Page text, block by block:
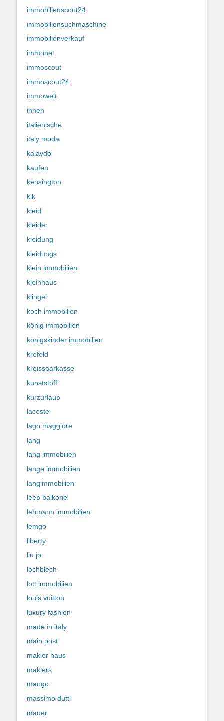
immobilienscout24
immobiliensuchmaschine
immobilienverkauf
immonet
immoscout
immoscout24
immowelt
innen
italienische
italy moda
kalaydo
kaufen
kensington
kik
kleid
kleider
kleidung
kleidungs
klein immobilien
kleinhaus
klingel
koch immobilien
könig immobilien
königskinder immobilien
krefeld
kreissparkasse
kunststoff
kurzurlaub
lacoste
lago maggiore
lang
lang immobilien
lange immobilien
langimmobilien
leeb balkone
lehmann immobilien
lemgo
liberty
liu jo
lochblech
lott immobilien
louis vuitton
luxury fashion
made in italy
main post
makler haus
maklers
mango
massimo dutti
mauer